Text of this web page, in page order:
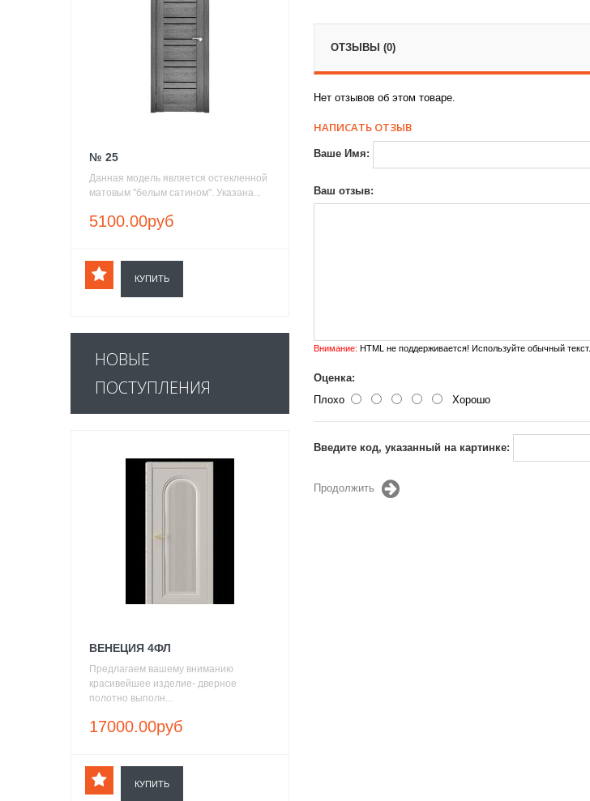
№ 25
Данная модель является остекленной
матовым "белым сатином". Указана...
5100.00руб
КУПИТЬ
НОВЫЕ
ПОСТУПЛЕНИЯ
ВЕНЕЦИЯ 4ФЛ
Предлагаем вашему вниманию
красивейшее изделие- дверное
полотно выполн...
17000.00руб
КУПИТЬ
ОТЗЫВЫ (0)
Нет отзывов об этом товаре.
НАПИСАТЬ ОТЗЫВ
Ваше Имя:
Ваш отзыв:
Внимание: HTML не поддерживается! Используйте обычный текст.
Оценка:
Плохо
Хорошо
Введите код, указанный на картинке:
Продолжить